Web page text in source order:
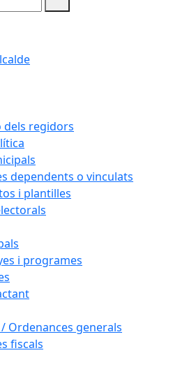
regidors
dependents o vinculats
i plantilles
i programes
Ordenances generals
fiscals